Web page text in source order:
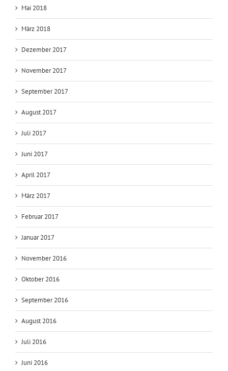
Mai 2018
März 2018
Dezember 2017
November 2017
September 2017
August 2017
Juli 2017
Juni 2017
April 2017
März 2017
Februar 2017
Januar 2017
November 2016
Oktober 2016
September 2016
August 2016
Juli 2016
Juni 2016